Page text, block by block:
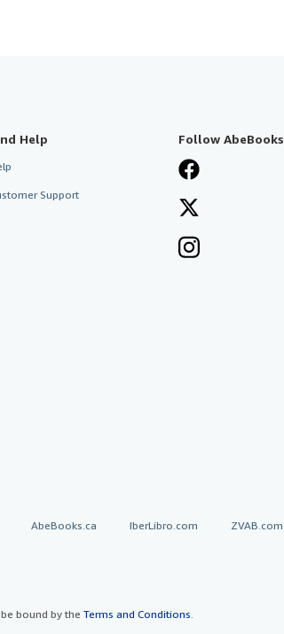
Help
Support
Follow AbeBooks
AbeBooks.ca IberLibro.com ZVAB.com
bound by the Terms and Conditions.